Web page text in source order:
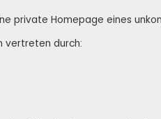
private Homepage eines
vertreten durch: